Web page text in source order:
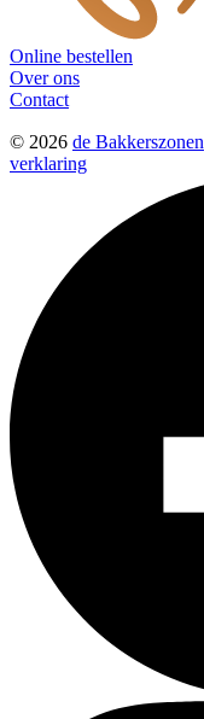
Online bestellen
Over ons
Contact
© 2026 de Bakkerszonen
verklaring